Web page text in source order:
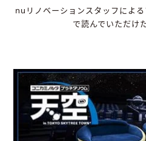
nuリノベーションスタッフによる
で読んでいただけ